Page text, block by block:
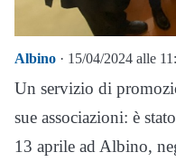
Albino · 15/04/2024 alle
Un servizio di
sue associazioni: è
13 aprile ad Albino,